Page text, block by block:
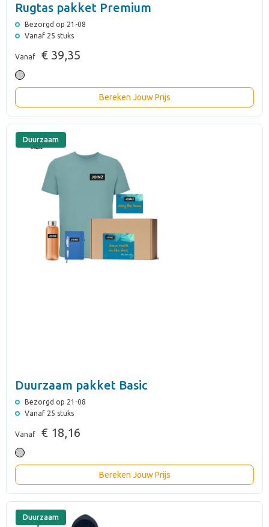
Rugtas pakket Premium
Bezorgd op 21-08
Vanaf 25 stuks
Vanaf € 39,35
Bereken Jouw Prijs
Duurzaam
Duurzaam pakket Basic
Bezorgd op 21-08
Vanaf 25 stuks
Vanaf € 18,16
Bereken Jouw Prijs
Duurzaam